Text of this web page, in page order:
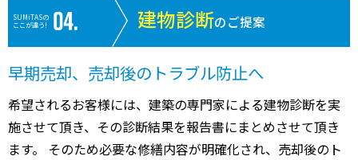
SUMiTASの
ここが違う!
建物診断のご提案
早期売却、売却後のトラブル防止へ
希望されるお客様には、建築の専門家による建物診断を実
施させて頂き、その診断結果を報告書にまとめさせて頂き
ます。 そのため必要な修繕内容が明確化され、売却後のト